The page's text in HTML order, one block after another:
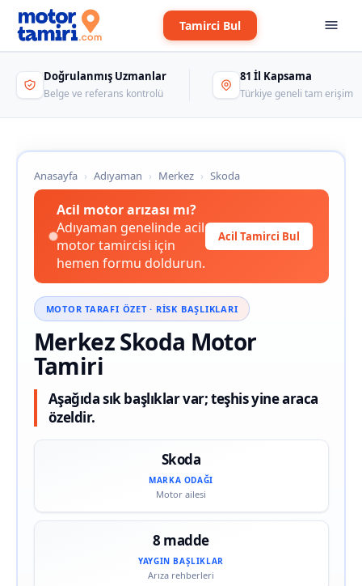
Tamirci Bul
Doğrulanmış Uzmanlar
Belge ve referans kontrolü
81 İl Kapsama
Türkiye geneli tam erişim
Anasayfa › Adıyaman › Merkez › Skoda
Acil motor arızası mı?
Adıyaman genelinde acil
motor tamircisi için
hemen formu doldurun.
Acil Tamirci Bul
MOTOR TARAFI ÖZET · RISK BAŞLIKLARI
Merkez Skoda Motor
Tamiri
Aşağıda sık başlıklar var; teşhis yine araca
özeldir.
Skoda
MARKA ODAĞI
Motor ailesi
8 madde
YAYGIN BAŞLIKLAR
Arıza rehberleri